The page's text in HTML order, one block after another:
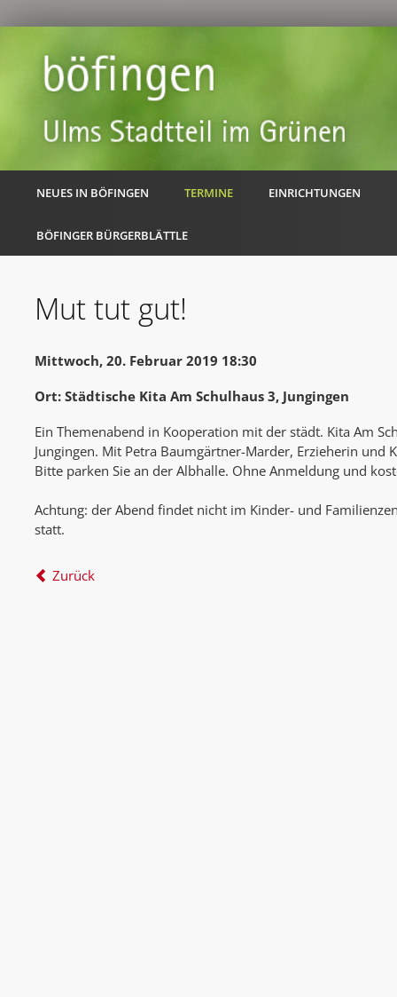
NEUES IN BÖFINGEN TERMINE EINRICHTUNGEN
BÖFINGER BÜRGERBLÄTTLE
Mut tut gut!
Mittwoch, 20. Februar 2019 18:30
Ort: Städtische Kita Am Schulhaus 3, Jungingen
Ein Themenabend in Kooperation mit der städt. Kita Am
Jungingen. Mit Petra Baumgärtner-Marder, Erzieherin und
Bitte parken Sie an der Albhalle. Ohne Anmeldung und
Achtung: der Abend findet nicht im Kinder- und
statt.
Zurück